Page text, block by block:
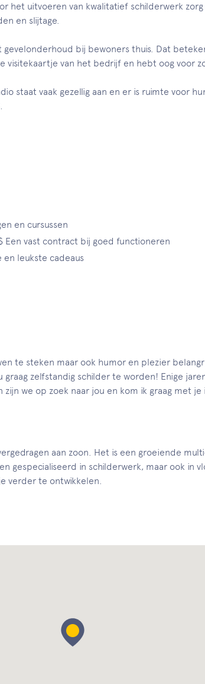
het uitvoeren van kwalitatief schilderwerk
en slijtage.
bij bewoners thuis. Dat
van het bedrijf en hebt oog voor
staat vaak gezellig aan en er is ruimte voor
en cursussen
Een vast contract bij goed functioneren
leukste cadeaus
te steken maar ook humor en plezier
zelfstandig schilder te worden! Enige
we op zoek naar jou en kom ik graag met je
aan zoon. Het is een groeiende
gespecialiseerd in schilderwerk, maar ook in
verder te ontwikkelen.